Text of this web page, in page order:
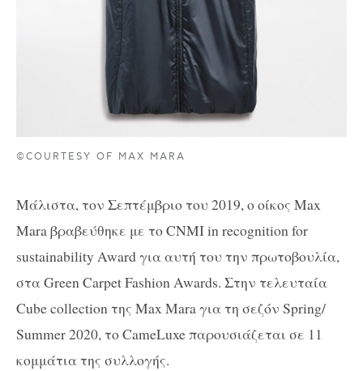
©COURTESY OF MAX MARA
Μάλιστα, τον Σεπτέμβριο του 2019, ο οίκος Max
Mara βραβεύθηκε με το CNMI in recognition for
sustainability Award για αυτή του την πρωτοβουλία,
στα Green Carpet Fashion Awards. Στην τελευταία
Cube collection της Max Mara για τη σεζόν Spring/
Summer 2020, το CameLuxe παρουσιάζεται σε 11
κομμάτια της συλλογής.